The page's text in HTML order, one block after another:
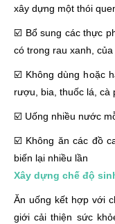
xây dựng một thói
☑️ Bổ sung các thực
có trong rau xanh,
☑️ Không dùng hoặc
rượu, bia, thuốc lá, cà
☑️ Uống nhiều nước
☑️ Không ăn các đồ
biến lại nhiều lần
Xây dựng chế độ
Ăn uống kết hợp với
giới cải thiện sức